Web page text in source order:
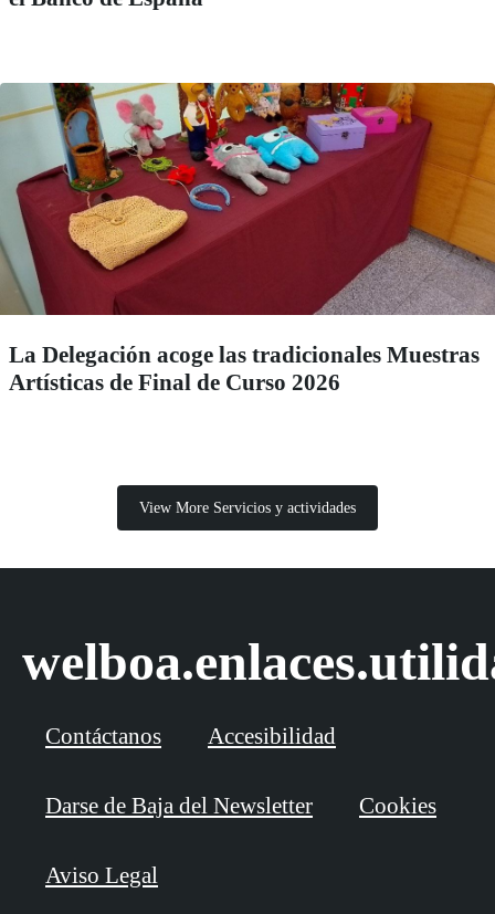
La Delegación acoge las tradicionales Muestras
Artísticas de Final de Curso 2026
View More Servicios y actividades
Contáctanos Accesibilidad
Darse de Baja del Newsletter Cookies
Aviso Legal